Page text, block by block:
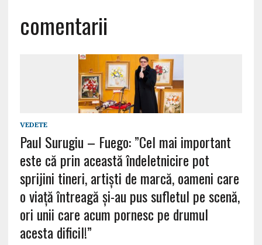
comentarii
VEDETE
Paul Surugiu – Fuego: ”Cel mai important
este că prin această îndeletnicire pot
sprijini tineri, artiști de marcă, oameni care
o viață întreagă și-au pus sufletul pe scenă,
ori unii care acum pornesc pe drumul
acesta dificil!”